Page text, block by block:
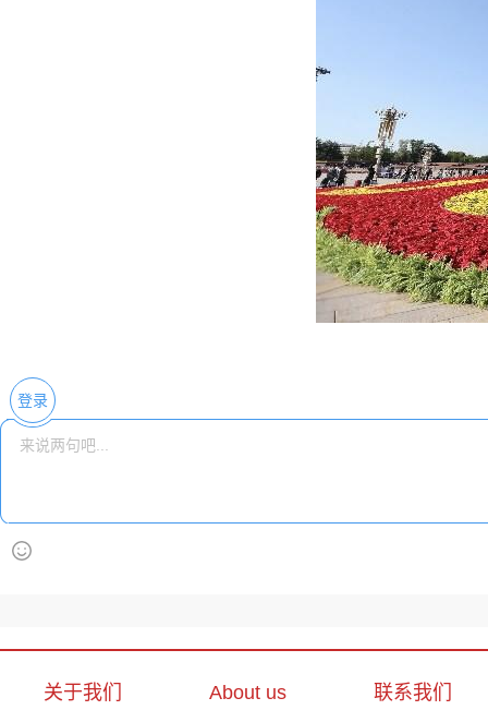
登录
关于我们 About us 联系我们